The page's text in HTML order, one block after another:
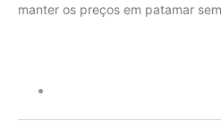
manter os preços em patamar